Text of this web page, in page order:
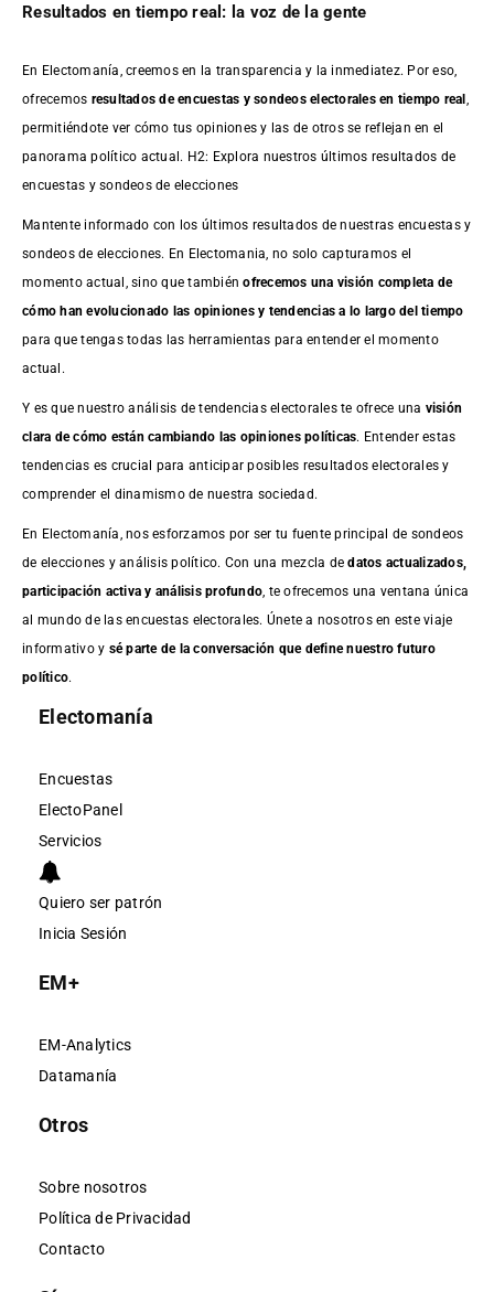
Resultados en tiempo real: la voz de la gente
En Electomanía, creemos en la transparencia y la inmediatez. Por eso,
ofrecemos resultados deencuestas y sondeos electorales en tiempo real
permitiéndote ver cómo tus opiniones y las de otros se reflejan en el
panorama político actual. H2: Explora nuestros últimos resultados de
encuestas y sondeos de elecciones
Mantente informado con los últimos resultados de nuestras encuestasy
sondeos de elecciones. En Electomania, no solo capturamos el
momento actual, sino que tambiénofrecemos una visión completa de
cómo han evolucionado las opiniones y tendencias a lo largo del tiempo
para que tengas todas las herramientas para entender el momento
actual.
Y es que nuestro análisis de tendencias electorales te ofrece una visión
clara de cómo están cambiando las opiniones políticas. Entender estas
tendencias es crucial para anticipar posibles resultados electorales y
comprender el dinamismo de nuestra sociedad.
En Electomanía, nos esforzamos por ser tu fuente principal de sondeos
de elecciones y análisis político. Con una mezcla dedatos actualizados,
participación activa y análisis profundo , te ofrecemos una ventana única
al mundo de las encuestas electorales. Únete a nosotros en este viaje
informativo y sé parte de la conversación que define nuestro futuro
político.
Electomanía
Encuestas
ElectoPanel
Servicios
Quiero ser patrón
Inicia Sesión
EM+
EM-Analytics
Datamanía
Otros
Sobre nosotros
Política de Privacidad
Contacto